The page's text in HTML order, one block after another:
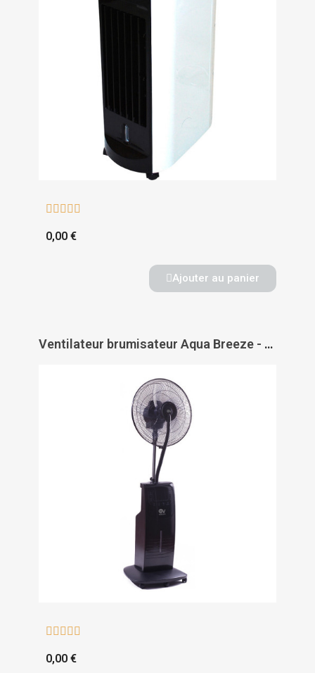
    
0,00 €
Ajouter au panier
Ventilateur brumisateur Aqua Breeze - AXELAIR
    
0,00 €